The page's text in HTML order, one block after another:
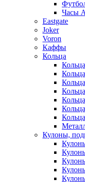
Часы
Eastgate
Joker
Voron
Каффы
Кольца
Кулоны,